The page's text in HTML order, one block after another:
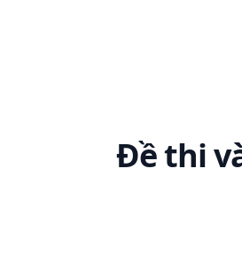
Đề thi